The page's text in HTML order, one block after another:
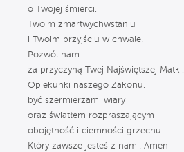
o Twojej śmierci,
Twoim zmartwychwstaniu
i Twoim przyjściu w chwale.
Pozwól nam
za przyczyną Twej Najświętszej Matki,
Opiekunki naszego Zakonu,
być szermierzami wiary
oraz światłem rozpraszającym
obojętność i ciemności grzechu.
Który zawsze jesteś z nami. Amen